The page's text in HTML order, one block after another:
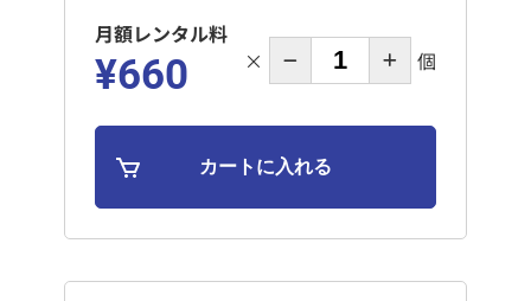
月額レンタル料
¥660 × 個